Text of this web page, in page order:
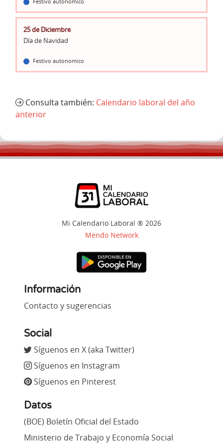
Festivo autonomico
25 de Diciembre
Día de Navidad
Festivo autonomico
Consulta también: Calendario laboral del año
anterior
Mi Calendario Laboral ® 2026
Mendo Network
Información
Contacto y sugerencias
Social
Síguenos en X (aka Twitter)
Síguenos en Instagram
Síguenos en Pinterest
Datos
(BOE) Boletín Oficial del Estado
Ministerio de Trabajo y Economía Social